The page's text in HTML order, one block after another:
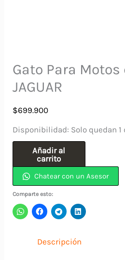
Gato Para Motos
JAGUAR
$699.900
Disponibilidad: Solo quedan
Motos
de
1500
JAGUAR
Añadir al
carrito
Chatear con un Asesor
Comparte esto:
Descripción